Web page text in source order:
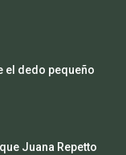
el dedo pequeño
Juana Repetto